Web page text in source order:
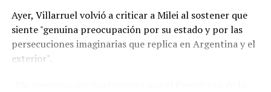
En Brasilia señalaron que las expresiones de Milei
durante recientes entrevistas fueron determinantes
para la medida. En particular remarcaron que el
Ayer, Villarruel volvió a criticar a Milei al sostener que
siente "genuina preocupación por su estado y por las
persecuciones imaginarias que replica en Argentina y el
exterior".